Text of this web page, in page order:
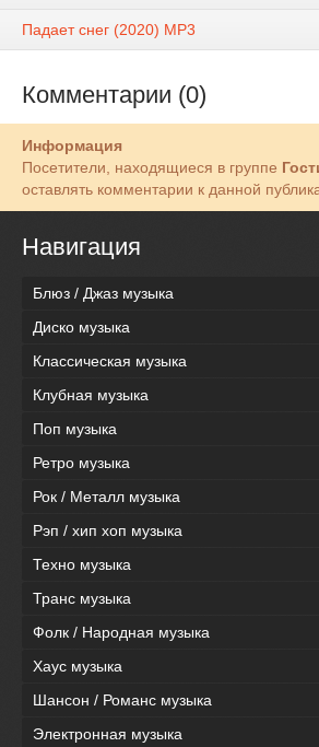
Падает снег (2020) MP3
Комментарии (0)
Информация
Посетители, находящиеся в группе
оставлять комментарии к данной
Навигация
Блюз / Джаз музыка
Диско музыка
Классическая музыка
Клубная музыка
Поп музыка
Ретро музыка
Рок / Металл музыка
Рэп / хип хоп музыка
Техно музыка
Транс музыка
Фолк / Народная музыка
Хаус музыка
Шансон / Романс музыка
Электронная музыка